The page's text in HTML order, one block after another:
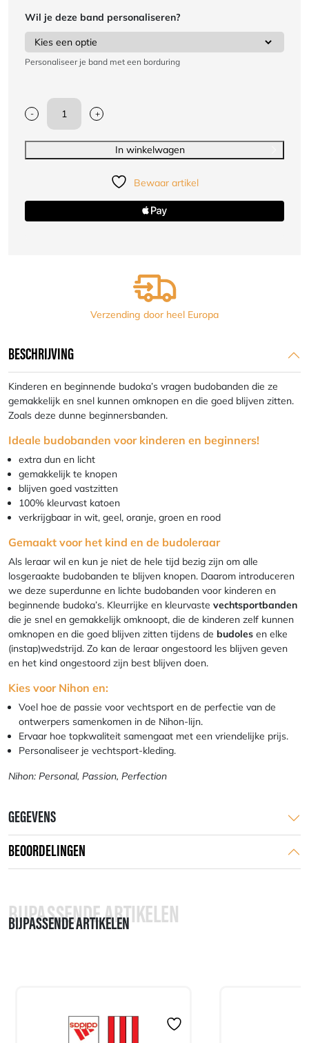
Wil je deze band personaliseren?
Personaliseer je band met een borduring
-
Budobanden
Nihon
kwaliteit
aantal
+
In winkelwagen
Bewaar artikel
Verzending door heel Europa
BESCHRIJVING
Kinderen en beginnende budoka’s vragen budobanden die ze
gemakkelijk en snel kunnen omknopen en die goed blijven zitten.
Zoals deze dunne beginnersbanden.
Ideale budobanden voor kinderen en beginners!
extra dun en licht
gemakkelijk te knopen
blijven goed vastzitten
100% kleurvast katoen
verkrijgbaar in wit, geel, oranje, groen en rood
Gemaakt voor het kind en de budoleraar
Als leraar wil en kun je niet de hele tijd bezig zijn om alle
losgeraakte budobanden te blijven knopen. Daarom introduceren
we deze superdunne en lichte budobanden voor kinderen en
beginnende budoka’s. Kleurrijke en kleurvaste vechtsportbanden
die je snel en gemakkelijk omknoopt, die de kinderen zelf kunnen
omknopen en die goed blijven zitten tijdens de budoles en elke
(instap)wedstrijd. Zo kan de leraar ongestoord les blijven geven
en het kind ongestoord zijn best blijven doen.
Kies voor Nihon en:
Voel hoe de passie voor vechtsport en de perfectie van de
ontwerpers samenkomen in de Nihon-lijn.
Ervaar hoe topkwaliteit samengaat met een vriendelijke prijs.
Personaliseer je vechtsport-kleding.
Nihon: Personal, Passion, Perfection
GEGEVENS
BEOORDELINGEN
BIJPASSENDE ARTIKELEN
BIJPASSENDE ARTIKELEN